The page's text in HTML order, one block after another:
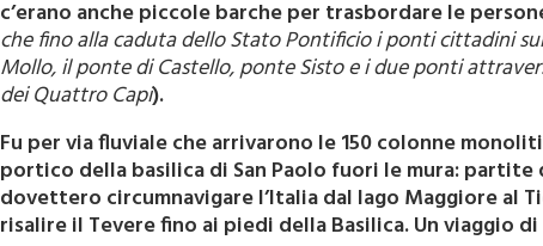
c’erano anche piccole barche per trasbordare le
che fino alla caduta dello Stato Pontificio i ponti cittadini
Mollo, il ponte di Castello, ponte Sisto e i due ponti
dei Quattro Capi).
Fu per via fluviale che arrivarono le 150 colonne
portico della basilica di San Paolo fuori le mura:
dovettero circumnavigare l’Italia dal lago Maggiore al
risalire il Tevere fino ai piedi della Basilica. Un viaggio